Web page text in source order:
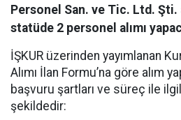
Personel San. ve Tic. Ltd. Şti.
statüde 2 personel alımı
İŞKUR üzerinden yayımlanan
Alımı İlan Formu’na göre alım
başvuru şartları ve süreç ile
şekildedir: